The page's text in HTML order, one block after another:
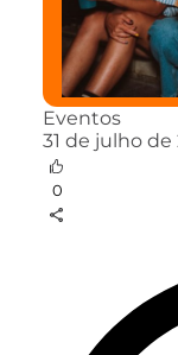
Eventos
31 de julho de
0